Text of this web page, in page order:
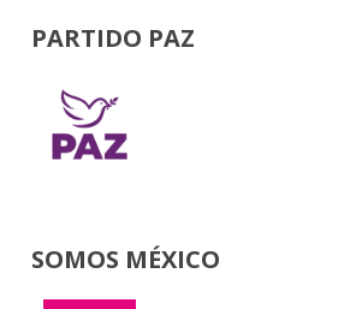
PARTIDO PAZ
SOMOS MÉXICO